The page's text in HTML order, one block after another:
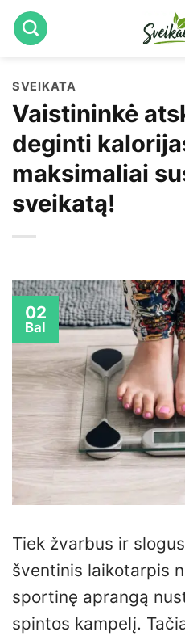
Skip
to
SVEIKATA
Vaistininkė
deginti
maksimaliai
sveikatą!
02
Bal
Tiek žvarbus ir
šventinis laikotarpis
sportinę aprangą
spintos kampelį.